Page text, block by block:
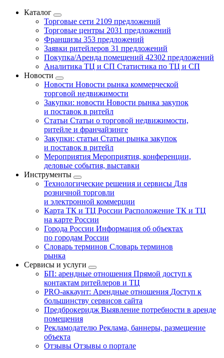
Каталог
Торговые сети 2109 предложений
Торговые центры 2031 предложений
Франшизы 353 предложений
Заявки ритейлеров 31 предложений
Покупка/Аренда помещений 42302 предложений
Аналитика ТЦ и СП Статистика по ТЦ и СП
Новости
Новости Новости рынка коммерческой
торговой недвижимости
Закупки: новости Новости рынка закупок
и поставок в ритейл
Статьи Статьи о торговой недвижимости,
ритейле и франчайзинге
Закупки: статьи Статьи рынка закупок
и поставок в ритейл
Мероприятия Мероприятия, конференции,
деловые события, выставки
Инструменты
Технологические решения и сервисы Для
розничной торговли
и электронной коммерции
Карта ТК и ТЦ России Расположение ТК и ТЦ
на карте России
Города России Информация об объектах
по городам России
Словарь терминов Словарь терминов
рынка
Сервисы и услуги
БП: арендные отношения Прямой доступ к
контактам ритейлеров и ТЦ
PRO-аккаунт: Арендные отношения Доступ к
большинству сервисов сайта
Предброкеридж Выявление потребности в аренде
помещения
Рекламодателю Реклама, баннеры, размещение
объекта
Отзывы Отзывы о портале